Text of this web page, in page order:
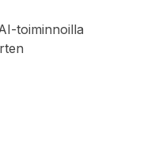
toiminnoilla